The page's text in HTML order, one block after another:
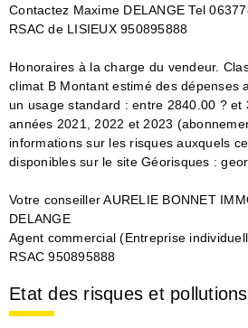
Contactez Maxime DELANGE Tel
RSAC de LISIEUX 950895888
Honoraires à la charge du vendeur.
climat B Montant estimé des dépenses
un usage standard : entre 2840.00 ? et
années 2021, 2022 et 2023
informations sur les risques auxquels
disponibles sur le site Géorisques :
Votre conseiller AURELIE BONNET
DELANGE
Agent commercial (Entreprise
RSAC 950895888
Etat des risques et pollutions